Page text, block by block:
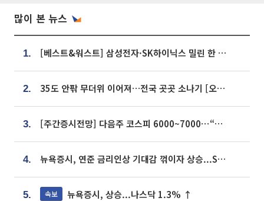
많이 본 뉴스
1. [베스트&워스트] 삼성전자·SK하이닉스 밀린 한 주…상상인증권은 85% 급등
2. 35도 안팎 무더위 이어져…전국 곳곳 소나기 [오늘 날씨]
3. [주간증시전망] 다음주 코스피 6000~7000⋯“外人 수급은 정책이 변수”
4. 뉴욕증시, 연준 금리인상 기대감 꺾이자 상승...S&P500 사상 최고치 [종합]
5. 속보 뉴욕증시, 상승...나스닥 1.3% ↑